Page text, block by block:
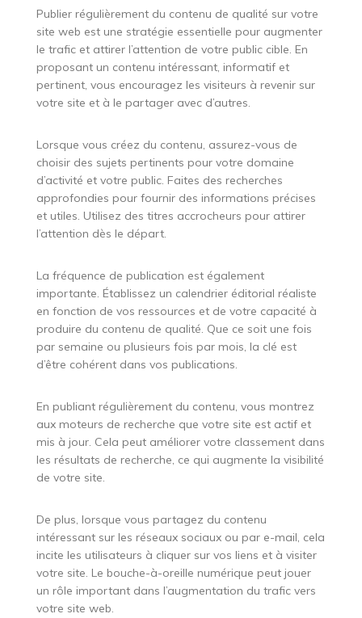
Publier régulièrement du contenu de qualité sur votre
site web est une stratégie essentielle pour augmenter
le trafic et attirer l’attention de votre public cible. En
proposant un contenu intéressant, informatif et
pertinent, vous encouragez les visiteurs à revenir sur
votre site et à le partager avec d’autres.
Lorsque vous créez du contenu, assurez-vous de
choisir des sujets pertinents pour votre domaine
d’activité et votre public. Faites des recherches
approfondies pour fournir des informations précises
et utiles. Utilisez des titres accrocheurs pour attirer
l’attention dès le départ.
La fréquence de publication est également
importante. Établissez un calendrier éditorial réaliste
en fonction de vos ressources et de votre capacité à
produire du contenu de qualité. Que ce soit une fois
par semaine ou plusieurs fois par mois, la clé est
d’être cohérent dans vos publications.
En publiant régulièrement du contenu, vous montrez
aux moteurs de recherche que votre site est actif et
mis à jour. Cela peut améliorer votre classement dans
les résultats de recherche, ce qui augmente la visibilité
de votre site.
De plus, lorsque vous partagez du contenu
intéressant sur les réseaux sociaux ou par e-mail, cela
incite les utilisateurs à cliquer sur vos liens et à visiter
votre site. Le bouche-à-oreille numérique peut jouer
un rôle important dans l’augmentation du trafic vers
votre site web.